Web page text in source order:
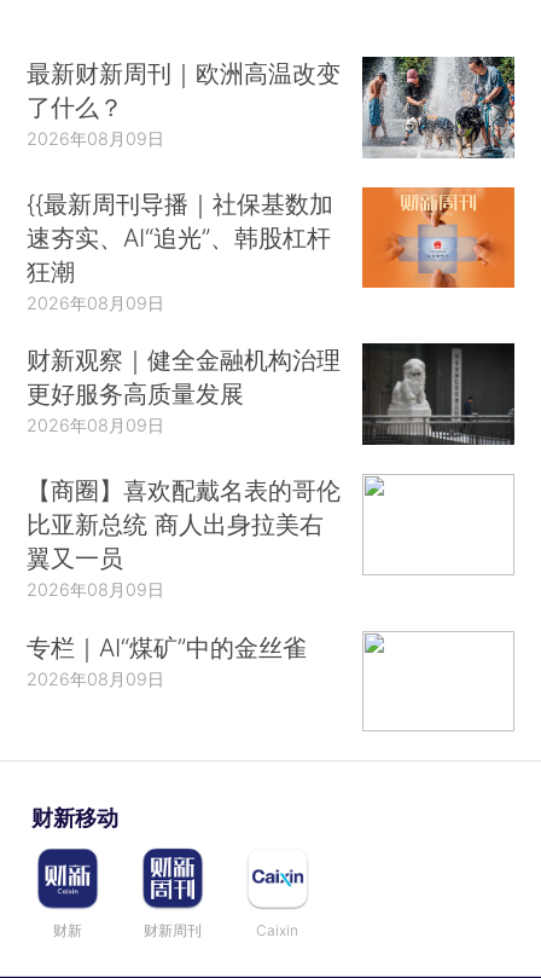
最新财新周刊｜欧洲高温改变
了什么？
2026年08月09日
{{最新周刊导播｜社保基数加
速夯实、AI“追光”、韩股杠杆
狂潮
2026年08月09日
财新观察｜健全金融机构治理
更好服务高质量发展
2026年08月09日
【商圈】喜欢配戴名表的哥伦
比亚新总统 商人出身拉美右
翼又一员
2026年08月09日
专栏｜AI“煤矿”中的金丝雀
2026年08月09日
财新移动
财新 财新周刊 Caixin